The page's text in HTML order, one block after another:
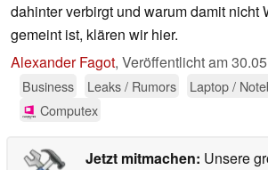
dahinter verbirgt und warum damit nicht
gemeint ist, klären wir hier.
Alexander Fagot, Veröffentlicht am
Business Leaks / Rumors Laptop /
Computex
Jetzt mitmachen: Unsere